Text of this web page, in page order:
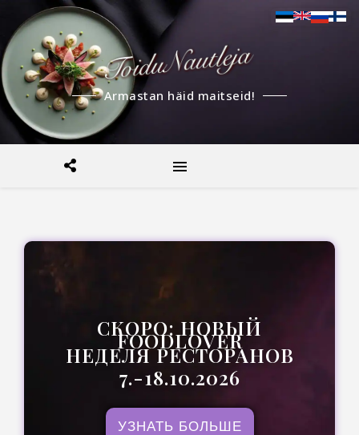
Armastan häid maitseid!
СКОРО: НОВЫЙ
FOODLOVER
НЕДЕЛЯ РЕСТОРАНОВ
7.-18.10.2026
УЗНАТЬ БОЛЬШЕ